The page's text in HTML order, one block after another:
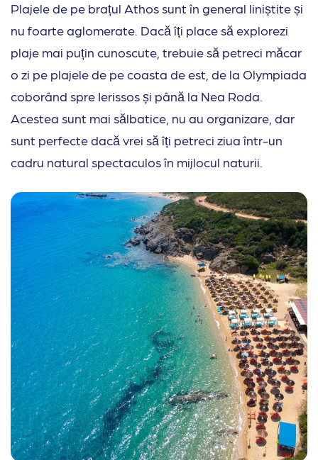
Plajele de pe brațul Athos sunt în general liniștite și
nu foarte aglomerate. Dacă îți place să explorezi
plaje mai puțin cunoscute, trebuie să petreci măcar
o zi pe plajele de pe coasta de est, de la Olympiada
coborând spre Ierissos și până la Nea Roda.
Acestea sunt mai sălbatice, nu au organizare, dar
sunt perfecte dacă vrei să îți petreci ziua într-un
cadru natural spectaculos în mijlocul naturii.